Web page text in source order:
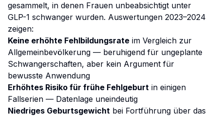
gesammelt, in denen Frauen unbeabsichtigt unter
GLP-1 schwanger wurden. Auswertungen 2023–2024
zeigen:
Keine erhöhte Fehlbildungsrate im Vergleich zur
Allgemeinbevölkerung — beruhigend für ungeplante
Schwangerschaften, aber kein Argument für
bewusste Anwendung
Erhöhtes Risiko für frühe Fehlgeburt in einigen
Fallserien — Datenlage uneindeutig
Niedriges Geburtsgewicht bei Fortführung über das